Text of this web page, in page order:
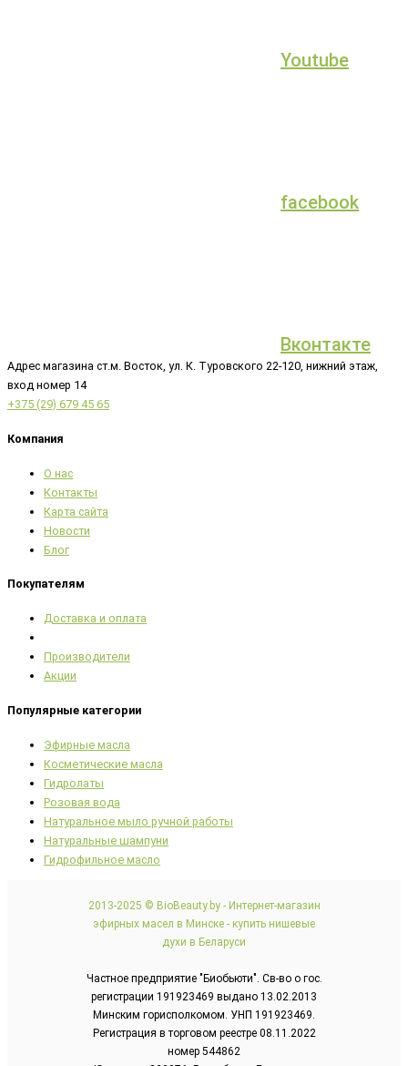
Youtube
facebook
Вконтакте
Адрес магазина ст.м. Восток, ул. К. Туровского 22-120, нижний этаж,
вход номер 14
+375 (29) 679 45 65
Компания
О нас
Контакты
Карта сайта
Новости
Блог
Покупателям
Доставка и оплата
Производители
Акции
Популярные категории
Эфирные масла
Косметические масла
Гидролаты
Розовая вода
Натуральное мыло ручной работы
Натуральные шампуни
Гидрофильное масло
2013-2025 © BioBeauty.by - Интернет-магазин
эфирных масел в Минске - купить нишевые
духи в Беларуси
Частное предприятие "Биобьюти". Св-во о гос.
регистрации 191923469 выдано 13.02.2013
Минским горисполкомом. УНП 191923469.
Регистрация в торговом реестре 08.11.2022
номер 544862